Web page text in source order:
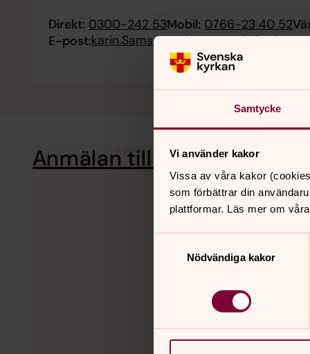
Samtycke
Vi använder kakor
Vissa av våra kakor
som förbättrar din
plattformar. Läs mer om
Nödvändiga kakor
Direkt: 0300-242 53Mobil: 0766-23 40 52
E-post:karin.Samsonowitz@svenskakyrkan.se
Anmälan till körerHär kan du skicka